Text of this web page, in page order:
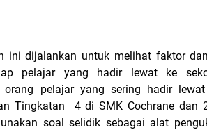
ini dijalankan untuk melihat faktor
pelajar yang hadir lewat ke
orang pelajar yang sering hadir
Tingkatan 4 di SMK Cochrane dan
soal selidik sebagai alat